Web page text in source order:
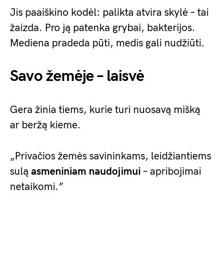
Jis paaiškino kodėl: palikta atvira skylė – tai
žaizda. Pro ją patenka grybai, bakterijos.
Mediena pradeda pūti, medis gali nudžiūti.
Savo žemėje – laisvė
Gera žinia tiems, kurie turi nuosavą mišką
ar beržą kieme.
„Privačios žemės savininkams, leidžiantiems
sulą asmeniniam naudojimui – apribojimai
netaikomi.”